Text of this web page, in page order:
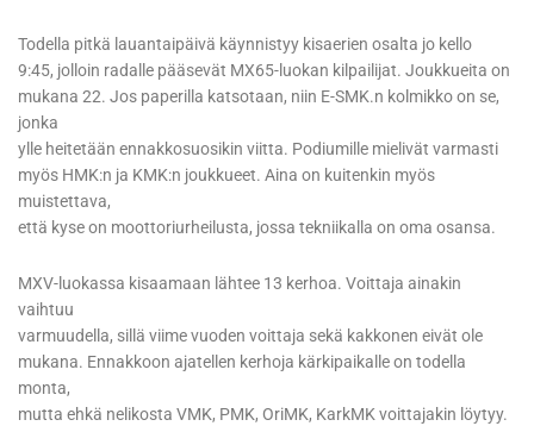
Todella pitkä lauantaipäivä käynnistyy kisaerien osalta jo kello
9:45, jolloin radalle pääsevät MX65-luokan kilpailijat. Joukkueita on
mukana 22. Jos paperilla katsotaan, niin E-SMK.n kolmikko on se,
jonka
ylle heitetään ennakkosuosikin viitta. Podiumille mielivät varmasti
myös HMK:n ja KMK:n joukkueet. Aina on kuitenkin myös
muistettava,
että kyse on moottoriurheilusta, jossa tekniikalla on oma osansa.
MXV-luokassa kisaamaan lähtee 13 kerhoa. Voittaja ainakin
vaihtuu
varmuudella, sillä viime vuoden voittaja sekä kakkonen eivät ole
mukana. Ennakkoon ajatellen kerhoja kärkipaikalle on todella
monta,
mutta ehkä nelikosta VMK, PMK, OriMK, KarkMK voittajakin löytyy.